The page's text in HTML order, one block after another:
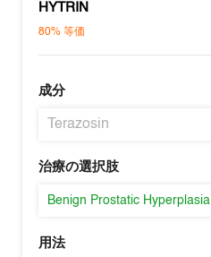
HYTRIN
80%等価
成分
Terazosin
治療の選択肢
Benign Prostatic Hyperplasia
用法